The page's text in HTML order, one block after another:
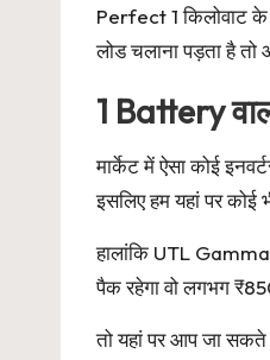
Perfect 1 किलोवाट के
लोड चलाना पड़ता है
1 Battery
मार्केट में ऐसा कोई
इसलिए हम यहां पर कोई
हालांकि UTL
पैक रहेगा वो लगभग
तो यहां पर आप जा